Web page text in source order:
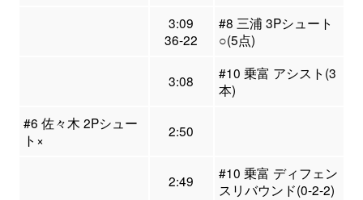
3:09
36-22
#8 三浦 3Pシュート
○(5点)
3:08
#10 乗富 アシスト(3
本)
#6 佐々木 2Pシュー
ト×
2:50
2:49
#10 乗富 ディフェン
スリバウンド(0-2-2)